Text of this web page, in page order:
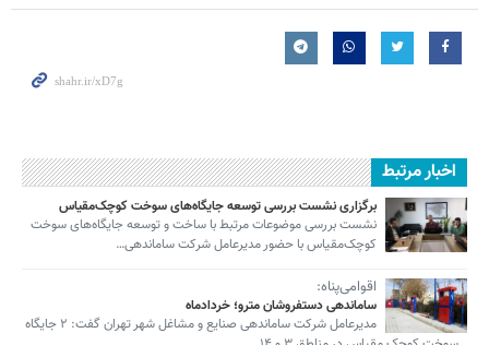
اخبار مرتبط
برگزاری نشست بررسی توسعه جایگاه‌های سوخت کوچک‌مقیاس
نشست بررسی موضوعات مرتبط با ساخت و توسعه جایگاه‌های سوخت
کوچک‌مقیاس با حضور مدیرعامل شرکت ساماندهی…
اقوامی‌پناه:
ساماندهی دستفروشان مترو؛ خردادماه
مدیرعامل شرکت ساماندهی صنایع و مشاغل شهر تهران گفت: ۲ جایگاه